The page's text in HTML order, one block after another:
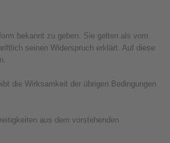
bekannt zu geben. Sie gelten als vom
seinen Widerspruch erklärt. Auf diese
die Wirksamkeit der übrigen Bedingungen
aus dem vorstehenden